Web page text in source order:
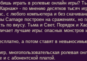
играть в ролевые онлайн игры?
- по мнению десятков тысяч
с любого компьютера и без
Carnage построен на сражениях, но
по вкусу. Тьма и Свет, Порядок и
лучшие игры: опасных монстров
а потом ставят в
многопользовательская ролевая
и с абонентской платой.